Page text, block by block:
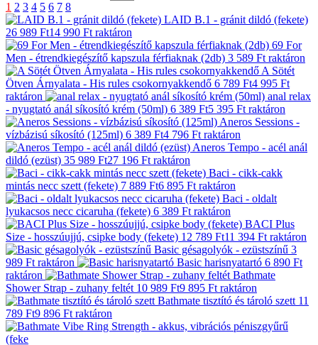
1 2 3 4 5 6 7 8
LAID B.1 - gránit dildó (fekete)
26 989 Ft14 990 Ft raktáron
69 For
Men - étrendkiegészítő kapszula férfiaknak (2db) 3 589 Ft raktáron
A Sötét
Ötven Árnyalata - His rules csokornyakkendő 6 789 Ft4 995 Ft
raktáron
anal relax
- nyugtató anál síkosító krém (50ml) 6 389 Ft5 395 Ft raktáron
Aneros Sessions -
vízbázisú síkosító (125ml) 6 389 Ft4 796 Ft raktáron
Aneros Tempo - acél anál
dildó (ezüst) 35 989 Ft27 196 Ft raktáron
Baci - cikk-cakk
mintás necc szett (fekete) 7 889 Ft6 895 Ft raktáron
Baci - oldalt
lyukacsos necc cicaruha (fekete) 6 389 Ft raktáron
BACI Plus
Size - hosszúujjú, csipke body (fekete) 12 789 Ft11 394 Ft raktáron
Basic gésagolyók - ezüstszínű 3
989 Ft raktáron Basic harisnyatartó 6 890 Ft
raktáron
Bathmate
Shower Strap - zuhany feltét 10 989 Ft9 895 Ft raktáron
Bathmate tisztító és tároló szett 11
789 Ft9 896 Ft raktáron